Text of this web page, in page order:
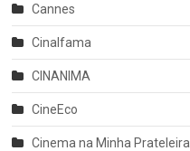
Cannes
Cinalfama
CINANIMA
CineEco
Cinema na Minha Prateleira